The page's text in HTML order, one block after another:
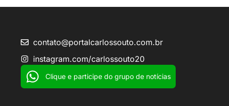
contato@portalcarlossouto.com.br
instagram.com/carlossouto20
Clique e participe do grupo de notícias